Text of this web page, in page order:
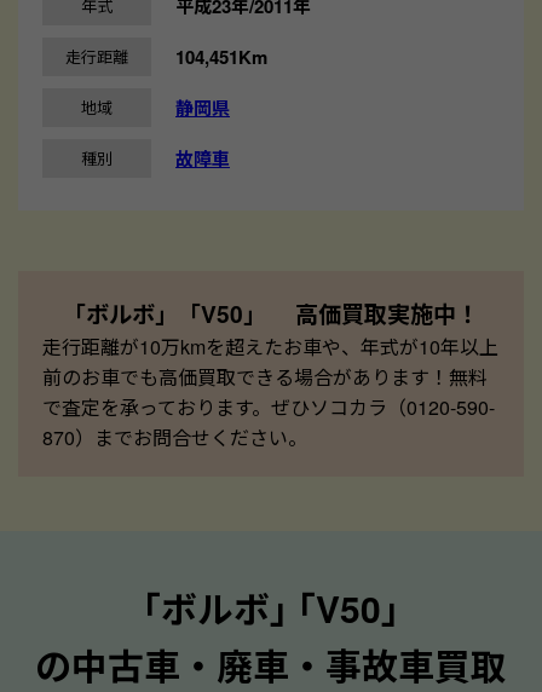
年式 平成23年/2011年
走行距離 104,451Km
地域 静岡県
種別 故障車
「ボルボ」「V50」 高価買取実施中！
走行距離が10万kmを超えたお車や、年式が10年以上
前のお車でも高価買取できる場合があります！無料
で査定を承っております。ぜひソコカラ（0120-590-
870）までお問合せください。
｢ボルボ｣ ｢V50｣
の中古車・廃車・事故車買取